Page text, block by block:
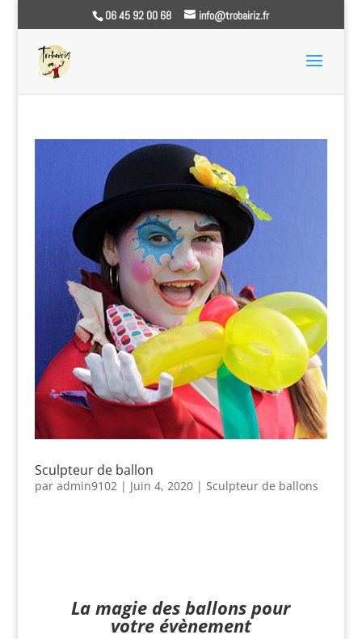
06 45 92 00 68 info@trobairiz.fr
Sculpteur de ballon
par admin9102| Juin 4, 2020| Sculpteur de ballons
La magie des ballons pour
votre évènement